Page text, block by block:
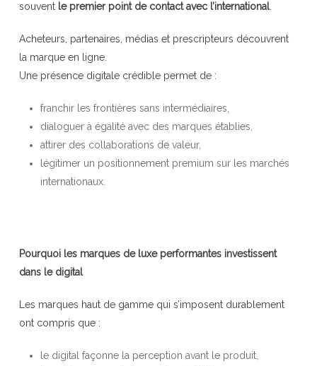
souvent le premier point de contact avec l’international.
Acheteurs, partenaires, médias et prescripteurs découvrent
la marque en ligne.
Une présence digitale crédible permet de :
franchir les frontières sans intermédiaires,
dialoguer à égalité avec des marques établies,
attirer des collaborations de valeur,
légitimer un positionnement premium sur les marchés
internationaux.
Pourquoi les marques de luxe performantes investissent
dans le digital
Les marques haut de gamme qui s’imposent durablement
ont compris que :
le digital façonne la perception avant le produit,